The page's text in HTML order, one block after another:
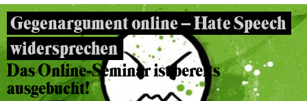
Gegenargument online – Hate Speech
widersprechen
Das Online-Seminar ist bereits
ausgebucht!